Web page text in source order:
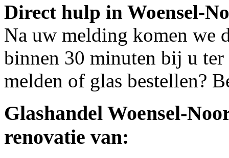
Direct hulp in Woensel-
Na uw melding komen we
binnen 30 minuten bij u ter
melden of glas bestellen?
Glashandel Woensel-
renovatie van: